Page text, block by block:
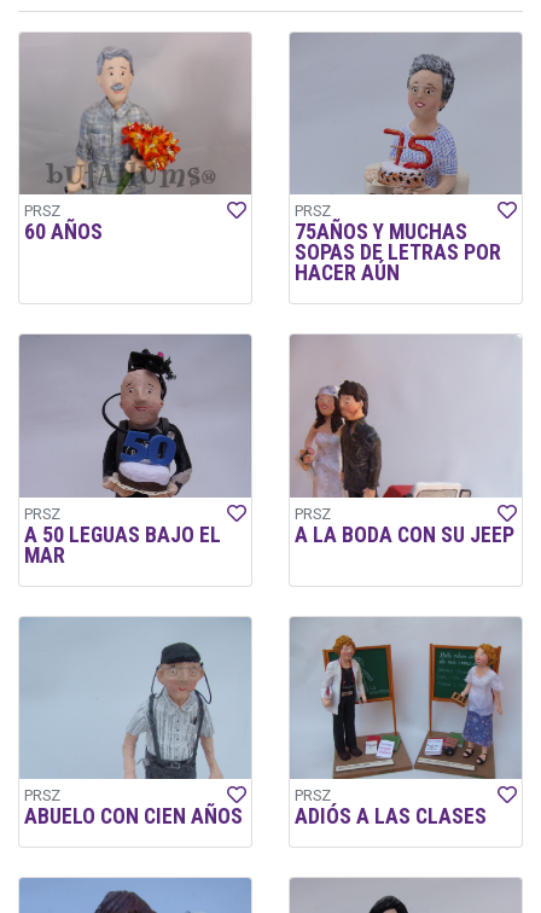
PRSZ
60 AÑOS
PRSZ
75AÑOS Y MUCHAS
SOPAS DE LETRAS POR
HACER AÚN
PRSZ
A 50 LEGUAS BAJO EL
MAR
PRSZ
A LA BODA CON SU JEEP
PRSZ
ABUELO CON CIEN AÑOS
PRSZ
ADIÓS A LAS CLASES